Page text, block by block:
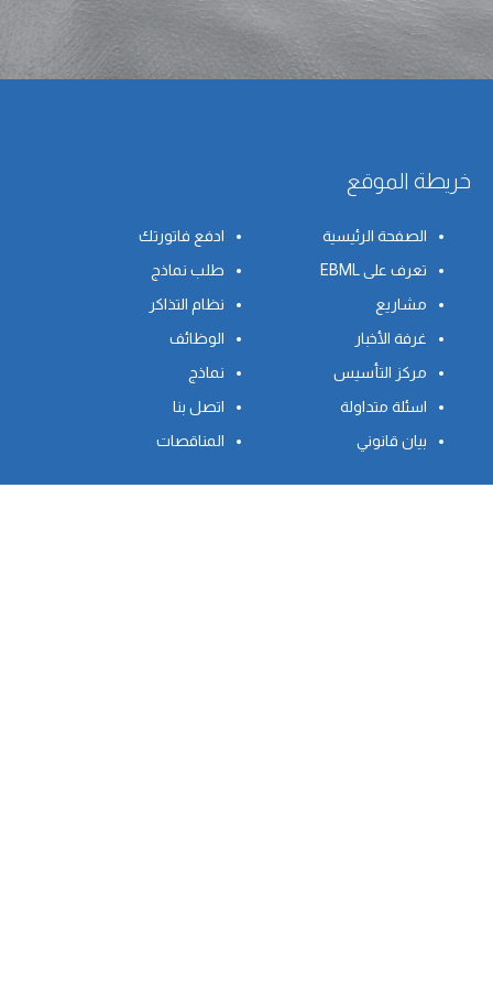
خريطة الموقع
الصفحة الرئيسية
ادفع فاتورتك
تعرف على EBML
طلب نماذج
مشاريع
نظام التذاكر
غرفة الأخبار
الوظائف
مركز التأسيس
نماذج
اسئلة متداولة
اتصل بنا
بيان قانوني
المناقصات